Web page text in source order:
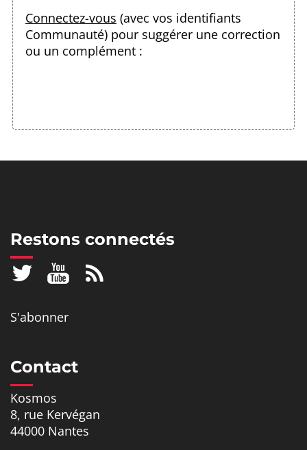
Connectez-vous (avec vos identifiants
Communauté) pour suggérer une correction
ou un complément :
Restons connectés
S'abonner
Contact
Kosmos
8, rue Kervégan
44000 Nantes